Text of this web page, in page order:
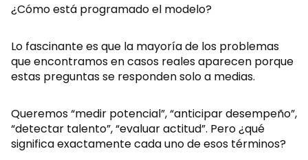
¿Cómo está programado el modelo?
Lo fascinante es que la mayoría de los problemas
que encontramos en casos reales aparecen porque
estas preguntas se responden solo a medias.
Queremos “medir potencial”, “anticipar desempeño”,
“detectar talento”, “evaluar actitud”. Pero ¿qué
significa exactamente cada uno de esos términos?